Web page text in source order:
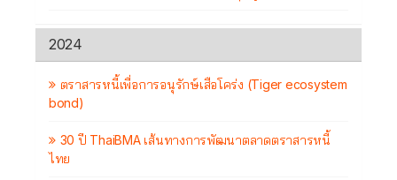
2024
ตราสารหนี้เพื่อการอนุรักษ์เสือโคร่ง (Tiger ecosystem
bond)
30 ปี ThaiBMA เส้นทางการพัฒนาตลาดตราสารหนี้
ไทย